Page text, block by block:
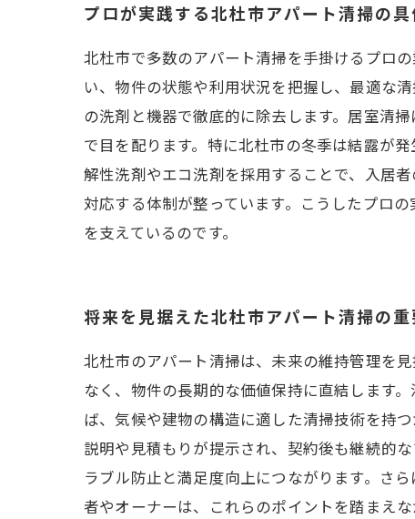
プロが実践する北杜市アパート清掃の
北杜市で多数のアパート清掃を手掛けるプロ
い、物件の状態や利用状況を把握し、最適な
の洗剤と機器で徹底的に除去します。居室清
で目を配ります。特に北杜市の冬季は結露が
解性洗剤やエコ洗剤を採用することで、入居
対応する体制が整っています。こうしたプロ
を支えているのです。
将来を見据えた北杜市アパート清掃の
北杜市のアパート清掃は、未来の維持管理を
なく、物件の長期的な価値保持に直結します
ば、気候や建物の構造に適した清掃技術を持
説明や見積もりが提示され、契約後も継続的
ラブル防止と満足度向上につながります。さ
者やオーナーは、これらのポイントを踏まえ